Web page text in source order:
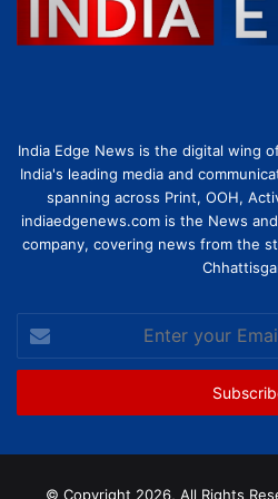
India Edge News is the digital wing
India's leading media and
spanning across Print, OOH,
indiaedgenews.com is the News
company, covering news from the
your
Email
© Copyright 2026, All Rights